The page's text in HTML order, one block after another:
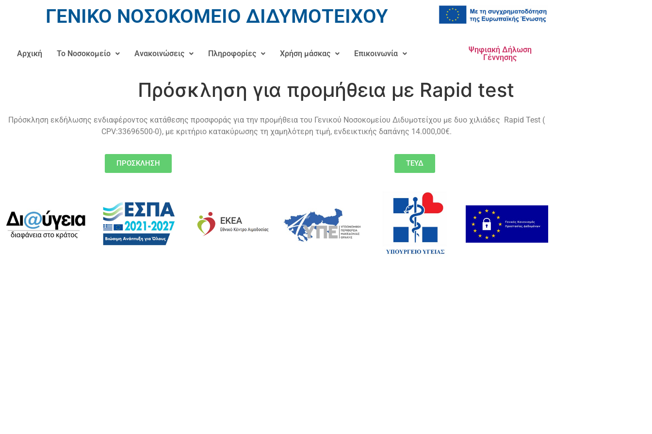
ΓΕΝΙΚΟ ΝΟΣΟΚΟΜΕΙΟ ΔΙΔΥΜΟΤΕΙΧΟΥ
Αρχική Το Νοσοκομείο Ανακοινώσεις Πληροφορίες Χρήση μάσκας Επικοινωνία
Ψηφιακή Δήλωση
Γέννησης
Πρόσκληση για προμήθεια με Rapid test
Πρόσκληση εκδήλωσης ενδιαφέροντος κατάθεσης προσφοράς για την προμήθεια του Γενικού Νοσοκομείου Διδυμοτείχου με δυο χιλιάδες Rapid Test (
CPV:33696500-0), με κριτήριο κατακύρωσης τη χαμηλότερη τιμή, ενδεικτικής δαπάνης 14.000,00€.
ΠΡΟΣΚΛΗΣΗ ΤΕΥΔ